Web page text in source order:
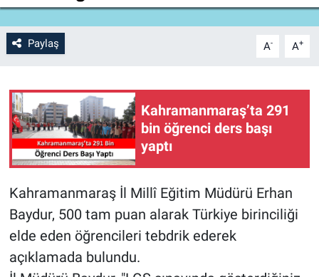
Paylaş A- A+
Kahramanmaraş’ta 291
bin öğrenci ders başı
yaptı
Kahramanmaraş İl Millî Eğitim Müdürü Erhan
Baydur, 500 tam puan alarak Türkiye birinciliği
elde eden öğrencileri tebdrik ederek
açıklamada bulundu.
KÜLTÜR-SANAT
ÇEVRE